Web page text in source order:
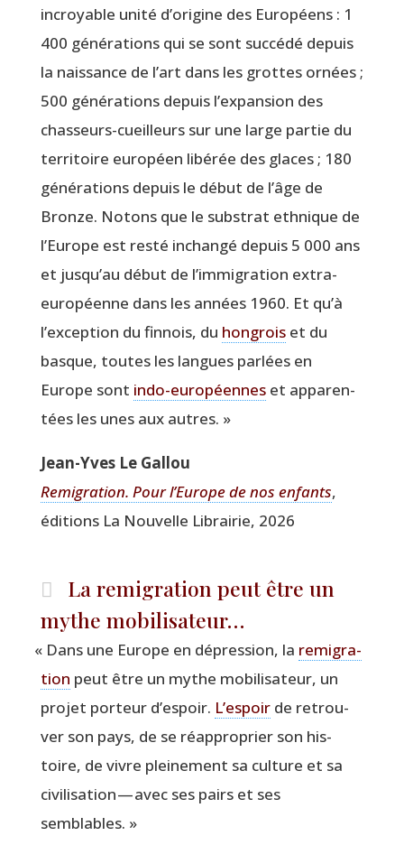
incroyable uni­té d’origine des Euro­péens : 1
400 géné­ra­tions qui se sont suc­cé­dé depuis
la nais­sance de l’art dans les grottes ornées ;
500 géné­ra­tions depuis l’expansion des
chas­seurs-cueilleurs sur une large par­tie du
ter­ri­toire euro­péen libé­rée des glaces ; 180
géné­ra­tions depuis le début de l’âge de
Bronze. Notons que le sub­strat eth­nique de
l’Europe est res­té inchan­gé depuis 5 000 ans
et jusqu’au début de l’immigration extra-
euro­péenne dans les années 1960. Et qu’à
l’exception du fin­nois, du hon­groiset du
basque, toutes les langues par­lées en
Europe sont indo-euro­péenneset appa­ren­
tées les unes aux autres. »
Jean-Yves Le Gallou
Remi­gra­tion. Pour l’Eu­rope de nos enfants,
édi­tions La Nou­velle Librai­rie, 2026
La remigration peut être un
mythe mobilisateur…
« Dans une Europe en dépres­sion, la remi­gra­
tion peut être un mythe mobi­li­sa­teur, un
pro­jet por­teur d’espoir. L’espoirde retrou­
ver son pays, de se réap­pro­prier son his­
toire, de vivre plei­ne­ment sa culture et sa
civi­li­sa­tion — avec ses pairs et ses
semblables. »